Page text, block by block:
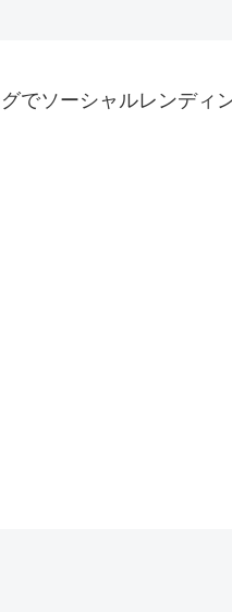
でソーシャルレンデ